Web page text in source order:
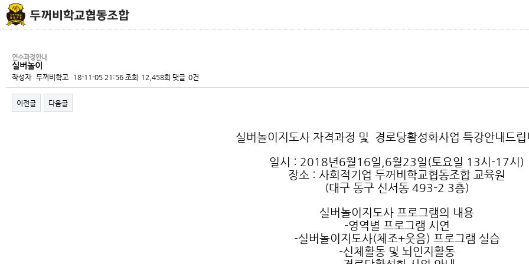
연수과정안내
실버놀이
작성자 두꺼비학교 18-11-05 21:56 조회 12,458회 댓글 0건
이전글 다음글
실버놀이지도사 자격과정 및 경로당활성화사업 특강안내드
일시 : 2018년6월16일,6월23일(토요일 13시-17시)
장소 : 사회적기업 두꺼비학교협동조합 교육원
(대구 동구 신서동 493-2 3층)
실버놀이지도사 프로그램의 내용
-영역별 프로그램 시연
-실버놀이지도사(체조+웃음) 프로그램 실습
-신체활동 및 뇌인지활동